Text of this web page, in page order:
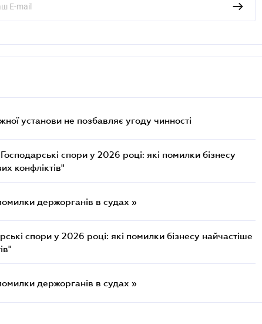
установи не позбавляє угоду чинності
спори у 2026 році: які помилки бізнесу
конфліктів"
держорганів в судах »
спори у 2026 році: які помилки бізнесу найчастіше
держорганів в судах »